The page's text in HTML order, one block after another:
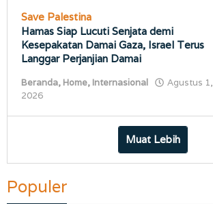
Save Palestina
Hamas Siap Lucuti Senjata demi
Kesepakatan Damai Gaza, Israel Terus
Langgar Perjanjian Damai
Beranda, Home, Internasional
Agustus 1,
2026
Muat Lebih
Populer